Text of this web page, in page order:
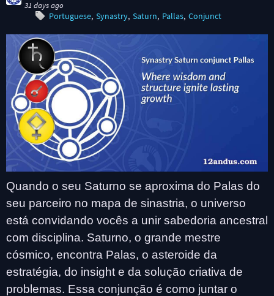
31 days ago
Portuguese Synastry Saturn Pallas Conjunct
Quando o seu Saturno se aproxima do Palas do
seu parceiro no mapa de sinastria, o universo
está convidando vocês a unir sabedoria ancestral
com disciplina. Saturno, o grande mestre
cósmico, encontra Palas, o asteroide da
estratégia, do insight e da solução criativa de
problemas. Essa conjunção é como juntar o